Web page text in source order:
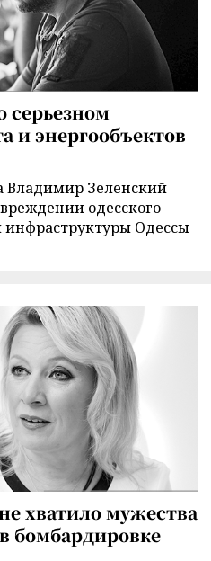
серьезном
и энергообъектов
Владимир Зеленский
одесского
инфраструктуры Одессы
хватило мужества
бомбардировке